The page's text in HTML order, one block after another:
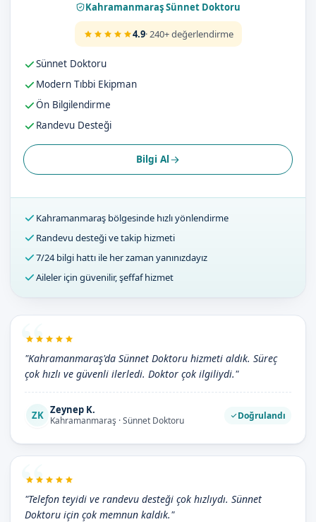
Kahramanmaraş Sünnet Doktoru
4.9· 240+ değerlendirme
Sünnet Doktoru
Modern Tıbbi Ekipman
Ön Bilgilendirme
Randevu Desteği
Bilgi Al
Kahramanmaraş bölgesinde hızlı yönlendirme
Randevu desteği ve takip hizmeti
7/24 bilgi hattı ile her zaman yanınızdayız
Aileler için güvenilir, şeffaf hizmet
"Kahramanmaraş'da Sünnet Doktoru hizmeti aldık. Süreç
çok hızlı ve güvenli ilerledi. Doktor çok ilgiliydi."
ZK Zeynep K.
Kahramanmaraş · Sünnet Doktoru Doğrulandı
"Telefon teyidi ve randevu desteği çok hızlıydı. Sünnet
Doktoru için çok memnun kaldık."